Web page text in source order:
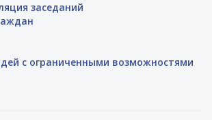
заседаний
с ограниченными возможностями